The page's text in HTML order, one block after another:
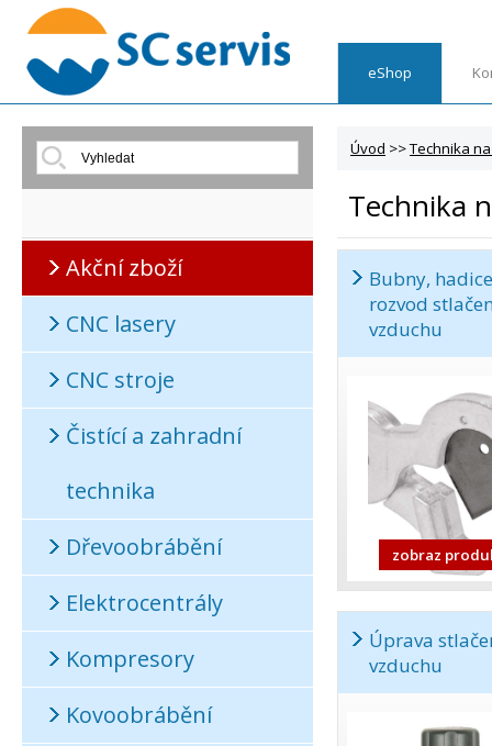
eShop
Akční zboží
CNC lasery
CNC stroje
Čistící a zahradní
technika
Dřevoobrábění
Elektrocentrály
Kompresory
Kovoobrábění
Úvod >>Technika
Technika
Bubny,
rozvod
vzduchu
zobraz
Úprava
vzduchu